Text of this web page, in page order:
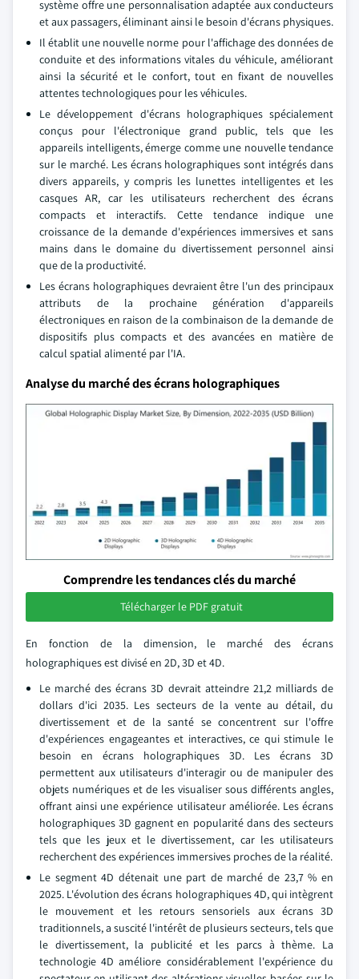
système offre une personnalisation adaptée aux conducteurs
et aux passagers, éliminant ainsi le besoin d'écrans physiques.
Il établit une nouvelle norme pour l'affichage des données de
conduite et des informations vitales du véhicule, améliorant
ainsi la sécurité et le confort, tout en fixant de nouvelles
attentes technologiques pour les véhicules.
Le développement d'écrans holographiques spécialement
conçus pour l'électronique grand public, tels que les
appareils intelligents, émerge comme une nouvelle tendance
sur le marché. Les écrans holographiques sont intégrés dans
divers appareils, y compris les lunettes intelligentes et les
casques AR, car les utilisateurs recherchent des écrans
compacts et interactifs. Cette tendance indique une
croissance de la demande d'expériences immersives et sans
mains dans le domaine du divertissement personnel ainsi
que de la productivité.
Les écrans holographiques devraient être l'un des principaux
attributs de la prochaine génération d'appareils
électroniques en raison de la combinaison de la demande de
dispositifs plus compacts et des avancées en matière de
calcul spatial alimenté par l'IA.
Analyse du marché des écrans holographiques
Comprendre les tendances clés du marché
Télécharger le PDF gratuit
En fonction de la dimension, le marché des écrans
holographiques est divisé en 2D, 3D et 4D.
Le marché des écrans 3D devrait atteindre 21,2 milliards de
dollars d'ici 2035. Les secteurs de la vente au détail, du
divertissement et de la santé se concentrent sur l'offre
d'expériences engageantes et interactives, ce qui stimule le
besoin en écrans holographiques 3D. Les écrans 3D
permettent aux utilisateurs d'interagir ou de manipuler des
objets numériques et de les visualiser sous différents angles,
offrant ainsi une expérience utilisateur améliorée. Les écrans
holographiques 3D gagnent en popularité dans des secteurs
tels que les jeux et le divertissement, car les utilisateurs
recherchent des expériences immersives proches de la réalité.
Le segment 4D détenait une part de marché de 23,7 % en
2025. L'évolution des écrans holographiques 4D, qui intègrent
le mouvement et les retours sensoriels aux écrans 3D
traditionnels, a suscité l'intérêt de plusieurs secteurs, tels que
le divertissement, la publicité et les parcs à thème. La
technologie 4D améliore considérablement l'expérience du